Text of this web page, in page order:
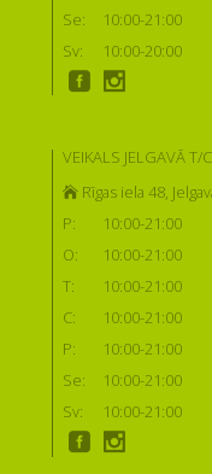
Se:
10:00-21:00
Sv:
10:00-20:00
VEIKALS JELGAVĀ T/
Rīgas iela 48,
P:
10:00-21:00
O:
10:00-21:00
T:
10:00-21:00
C:
10:00-21:00
P:
10:00-21:00
Se:
10:00-21:00
Sv:
10:00-21:00